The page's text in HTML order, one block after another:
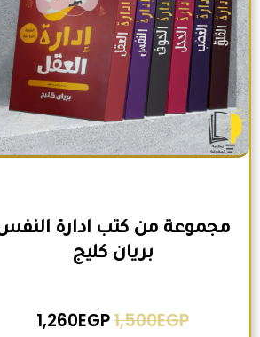
مجموعة من كتب ادارة
بريان كليج
1,500EGP
1,260EGP